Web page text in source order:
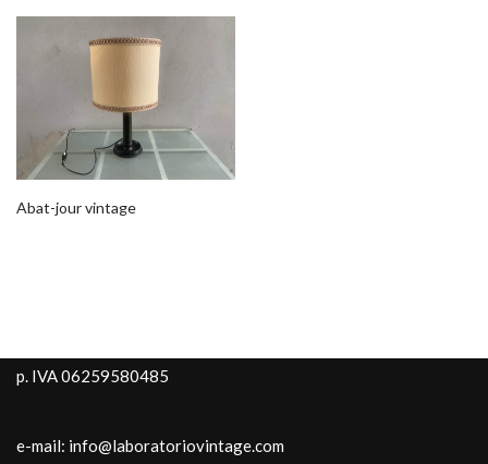
Abat-jour vintage
p. IVA 06259580485
e-mail: info@laboratoriovintage.com